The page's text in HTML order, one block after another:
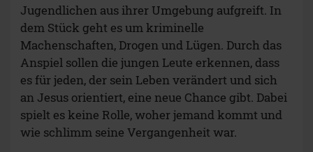
Jugendlichen aus ihrer Umgebung aufgreift. In
dem Stück geht es um kriminelle
Machenschaften, Drogen und Lügen. Durch das
Anspiel sollen die jungen Leute erkennen, dass
es für jeden, der sein Leben verändert und sich
an Jesus orientiert, eine neue Chance gibt. Dabei
spielt es keine Rolle, woher jemand kommt und
wie schlimm seine Vergangenheit war.